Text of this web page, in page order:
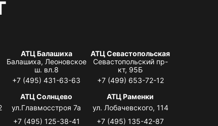
АТЦ Балашиха
Балашиха, Леоновское
ш. вл.8
+7 (495) 431-63-63
АТЦ Севастопольская
Севастопольский пр-
кт, 95Б
+7 (499) 653-72-12
АТЦ Солнцево
ул.Главмосстроя 7а
+7 (495) 125-38-41
АТЦ Раменки
ул. Лобачевского, 114
+7 (495) 135-42-87